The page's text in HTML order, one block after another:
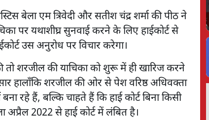
बेला एम त्रिवेदी और सतीश चंद्र शर्मा की पीठ ने
पर यथाशीघ्र सुनवाई करने के लिए हाईकोर्ट से
उस अनुरोध पर विचार करेगा।
शरजील की याचिका को शुरू में ही खारिज करने
हालाँकि शरजील की ओर से पेश वरिष्ठ अधिवक्ता
रहे हैं, बल्कि चाहते हैं कि हाई कोर्ट बिना किसी
अप्रैल 2022 से हाई कोर्ट में लंबित है।